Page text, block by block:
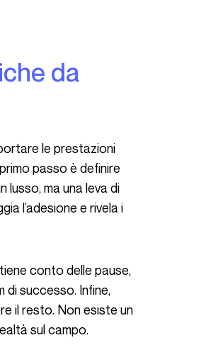
passo è definire
lusso, ma una leva di
l’adesione e rivela i
di successo. Infine,
il resto. Non esiste un
sul campo.